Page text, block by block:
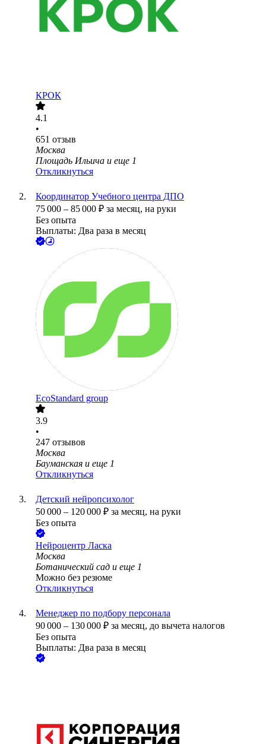
КРОК
4.1
•
651 отзыв
Москва
Площадь Ильича и еще 1
Откликнуться
Координатор Учебного центра ДПО
75 000 – 85 000 ₽ за месяц, на руки
Без опыта
Выплаты: Два раза в месяц
EcoStandard group
3.9
•
247 отзывов
Москва
Бауманская и еще 1
Откликнуться
Детский нейропсихолог
50 000 – 120 000 ₽ за месяц, на руки
Без опыта
Нейроцентр Ласка
Москва
Ботанический сад и еще 1
Можно без резюме
Откликнуться
Менеджер по подбору персонала
90 000 – 130 000 ₽ за месяц, до вычета налогов
Без опыта
Выплаты: Два раза в месяц